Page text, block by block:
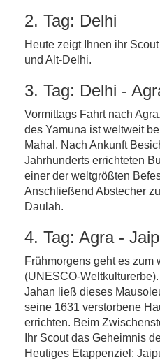
2. Tag: Delhi
Heute zeigt Ihnen ihr
und Alt-Delhi.
3. Tag: Delhi -
Vormittags Fahrt nach
des Yamuna ist weltweit
Mahal. Nach Ankunft
Jahrhunderts errichteten
einer der weltgrößten
Anschließend Abstecher
Daulah.
4. Tag: Agra -
Frühmorgens geht es zum
(UNESCO-
Jahan ließ dieses
seine 1631 verstorbene
errichten. Beim
Ihr Scout das Geheimnis
Heutiges Etappenziel: